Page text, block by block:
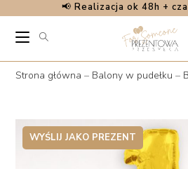
content
📢 Realizacja ok 48h +
Strona główna – Balony w pudełku –
WYŚLIJ JAKO PREZENT